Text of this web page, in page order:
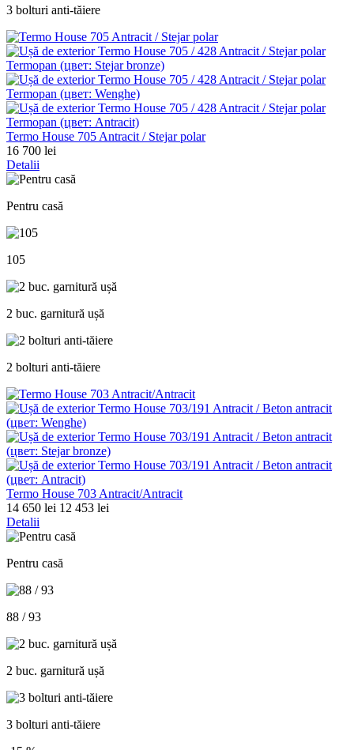
3 bolturi anti-tăiere
Termo House 705 Antracit / Stejar polar
16 700 lei
Detalii
Pentru casă
105
2 buc. garnitură ușă
2 bolturi anti-tăiere
Termo House 703 Antracit/Antracit
14 650 lei 12 453 lei
Detalii
Pentru casă
88 / 93
2 buc. garnitură ușă
3 bolturi anti-tăiere